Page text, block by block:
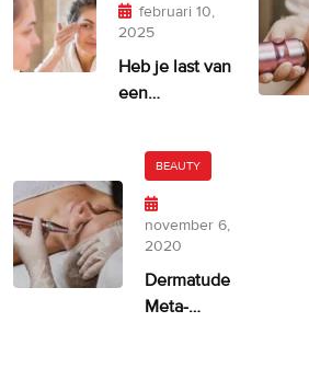
februari 10,
2025
Heb je last van
een
BEAUTY
november 6,
2020
Dermatude
Meta-